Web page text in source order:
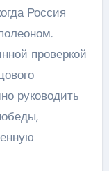
Россия
проверкой
руководить